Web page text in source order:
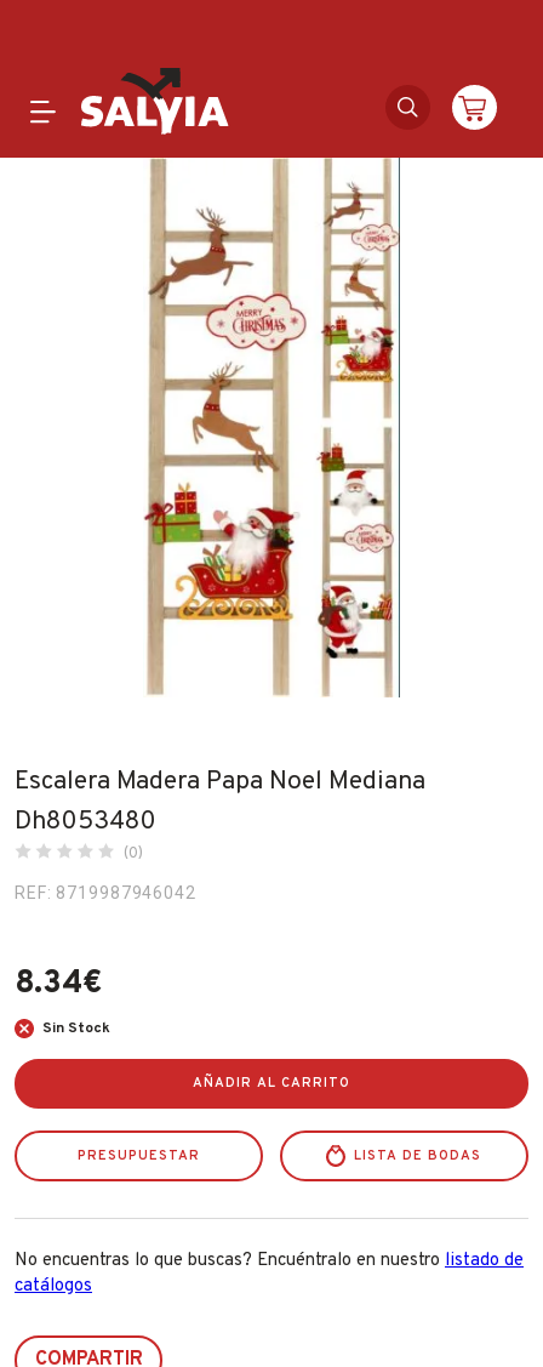
Novedades
Catálogos
Fabricantes
Contacto
Escalera Madera Papa Noel Mediana
Dh8053480
(0)
REF: 8719987946042
8.34€
Sin Stock
AÑADIR AL CARRITO
PRESUPUESTAR LISTA DE BODAS
No encuentras lo que buscas? Encuéntralo en nuestro listado de
catálogos
COMPARTIR